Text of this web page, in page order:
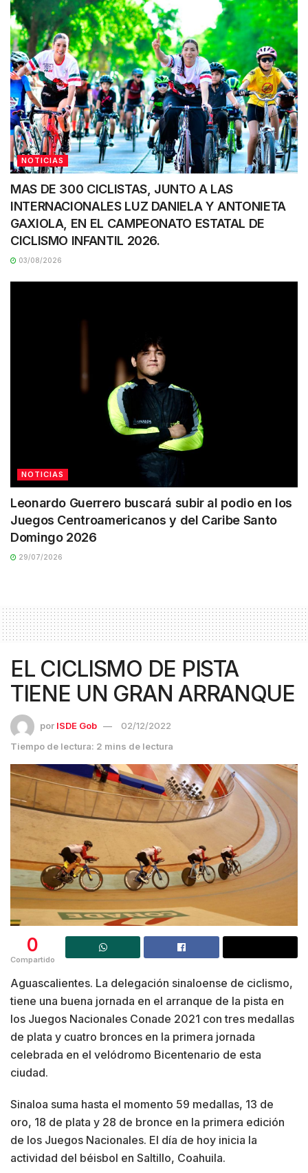
NOTICIAS
MAS DE 300 CICLISTAS, JUNTO A LAS
INTERNACIONALES LUZ DANIELA Y ANTONIETA
GAXIOLA, EN EL CAMPEONATO ESTATAL DE
CICLISMO INFANTIL 2026.
03/08/2026
NOTICIAS
Leonardo Guerrero buscará subir al podio en los
Juegos Centroamericanos y del Caribe Santo
Domingo 2026
29/07/2026
EL CICLISMO DE PISTA
TIENE UN GRAN ARRANQUE
por ISDE Gob
02/12/2022
Tiempo de lectura: 2 mins de lectura
0
Compartido
Aguascalientes. La delegación sinaloense de ciclismo,
tiene una buena jornada en el arranque de la pista en
los Juegos Nacionales Conade 2021 con tres medallas
de plata y cuatro bronces en la primera jornada
celebrada en el velódromo Bicentenario de esta
ciudad.
Sinaloa suma hasta el momento 59 medallas, 13 de
oro, 18 de plata y 28 de bronce en la primera edición
de los Juegos Nacionales. El día de hoy inicia la
actividad del béisbol en Saltillo, Coahuila.